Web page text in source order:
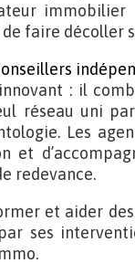
faire décoller
: il
réseau uni
Les
et
redevance.
et aider
ses